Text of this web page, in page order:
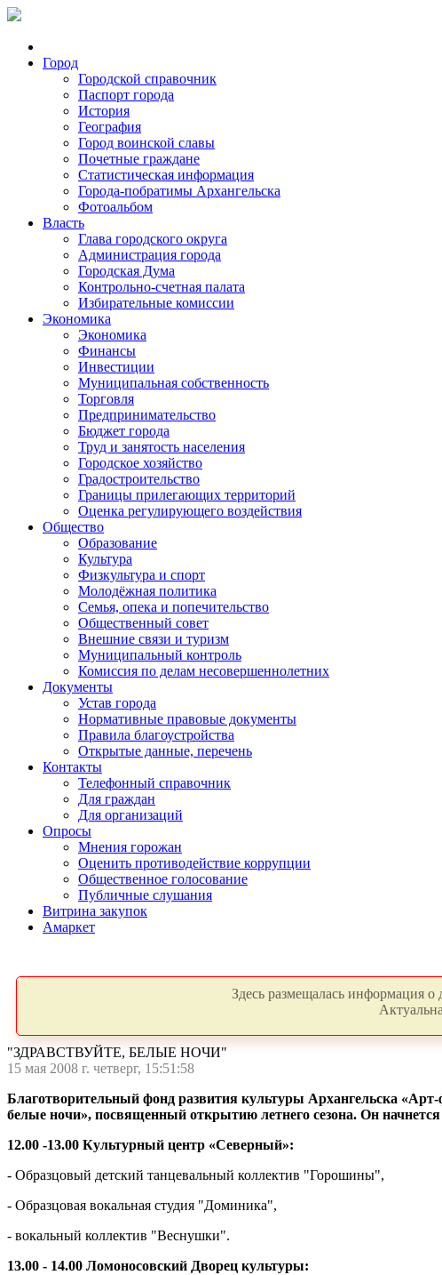
Город
Городской справочник
Паспорт города
История
География
Город воинской славы
Почетные граждане
Статистическая информация
Города-побратимы Архангельска
Фотоальбом
Власть
Глава городского округа
Администрация города
Городская Дума
Контрольно-счетная палата
Избирательные комиссии
Экономика
Экономика
Финансы
Инвестиции
Муниципальная собственность
Торговля
Предпринимательство
Бюджет города
Труд и занятость населения
Городское хозяйство
Градостроительство
Границы прилегающих территорий
Оценка регулирующего воздействия
Общество
Образование
Культура
Физкультура и спорт
Молодёжная политика
Семья, опека и попечительство
Общественный совет
Внешние связи и туризм
Муниципальный контроль
Комиссия по делам несовершеннолетних
Документы
Устав города
Нормативные правовые документы
Правила благоустройства
Открытые данные, перечень
Контакты
Телефонный справочник
Для граждан
Для организаций
Опросы
Мнения горожан
Оценить противодействие коррупции
Общественное голосование
Публичные слушания
Витрина закупок
Амаркет
Здесь размещалась информация о
"ЗДРАВСТВУЙТЕ, БЕЛЫЕ НОЧИ"
15 мая 2008 г. четверг, 15:51:58
Благотворительный фонд развития культуры Архангельска
белые ночи», посвященный открытию летнего сезона. Он
12.00 -13.00 Культурный центр «Северный»:
- Образцовый детский танцевальный коллектив "Горошины",
- Образцовая вокальная студия "Доминика",
- вокальный коллектив "Веснушки".
13.00 - 14.00 Ломоносовский Дворец культуры: